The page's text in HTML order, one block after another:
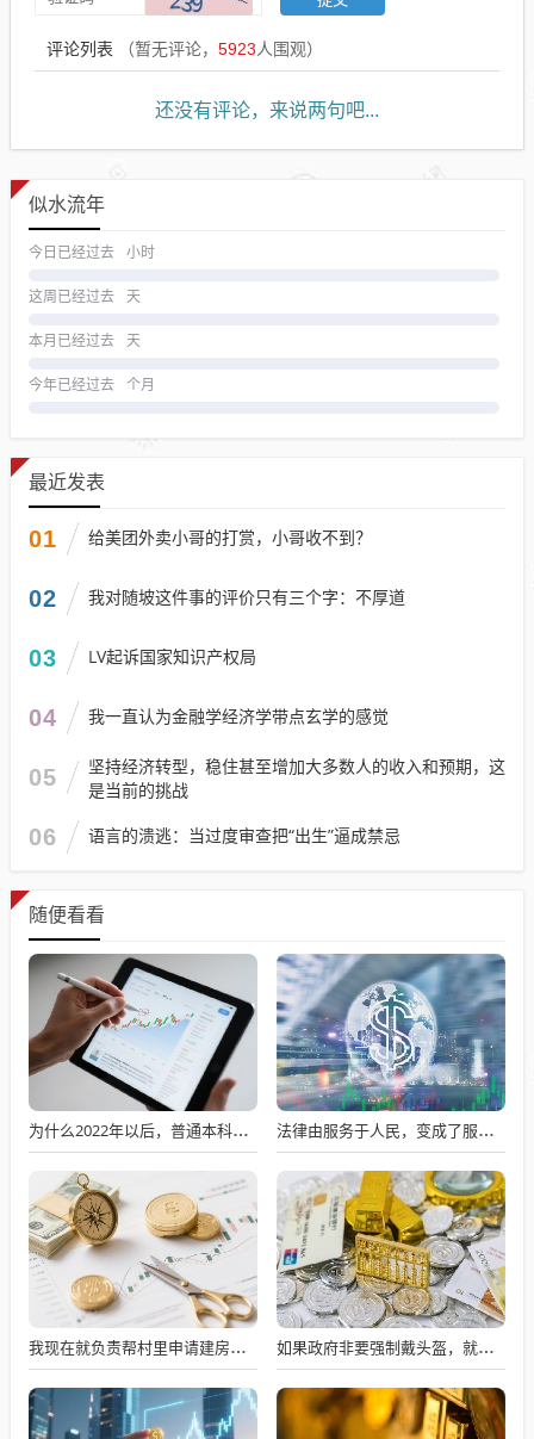
评论列表 （暂无评论， 5923人围观）
还没有评论，来说两句吧...
似水流年
今日已经过去 小时
这周已经过去 天
本月已经过去 天
今年已经过去 个月
最近发表
01 给美团外卖小哥的打赏，小哥收不到？
02 我对随坡这件事的评价只有三个字：不厚道
03 LV起诉国家知识产权局
04 我一直认为金融学经济学带点玄学的感觉
05
坚持经济转型，稳住甚至增加大多数人的收入和预期，这
是当前的挑战
06 语言的溃逃：当过度审查把“出生”逼成禁忌
随便看看
为什么2022年以后，普通本科招生男女比例数据没有了？ 法律由服务于人民，变成了服务于法学届
我现在就负责帮村里申请建房的工作，现在村里不是盖不起，是没地没指标！ 如果政府非要强制戴头盔，就得先让电动自行车有个放头盔的地方